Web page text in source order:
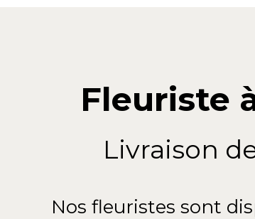
Fleuriste
Livraison
Nos fleuristes sont